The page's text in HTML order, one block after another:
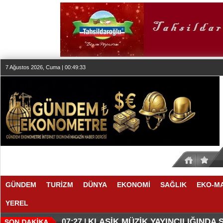
7 Ağustos 2026, Cuma | 00:49:34
GÜNDEM TURİZM DÜNYA EKONOMİ SAĞLIK EKO-
YEREL
20:24 |SESİN HAFIZASI ANKARA'DA
20:19 |FAIRMONT QUASAR